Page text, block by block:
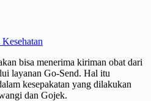
bisa menerima kiriman obat dari
layanan Go-Send. Hal itu
kesepakatan yang dilakukan
dan Gojek.